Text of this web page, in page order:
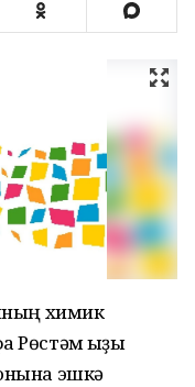
химик
Рөстәм ҡыҙы
эшкә